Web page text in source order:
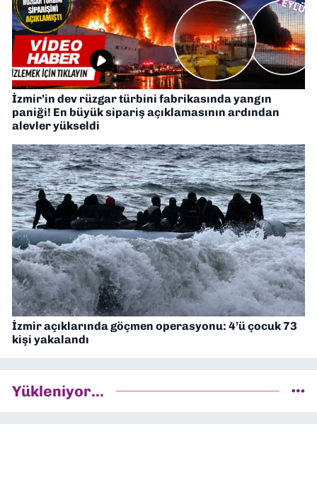
İzmir’in dev rüzgar türbini fabrikasında yangın
paniği! En büyük sipariş açıklamasının ardından
alevler yükseldi
İzmir açıklarında göçmen operasyonu: 4’ü çocuk 73
kişi yakalandı
Yükleniyor...